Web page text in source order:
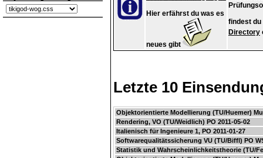
Hier erfährst du was es
neues gibt
findest du
Directory
Letzte 10
Objektorientierte Modellierung (TU/Huemer)
Rendering, VO (TU/Weidlich) PO 2011-05-02
Italienisch für Ingenieure 1, PO 2011-01-27
Softwarequalitätssicherung VU (TU/Biffl) PO
Statistik und Wahrscheinlichkeitstheorie (TU/